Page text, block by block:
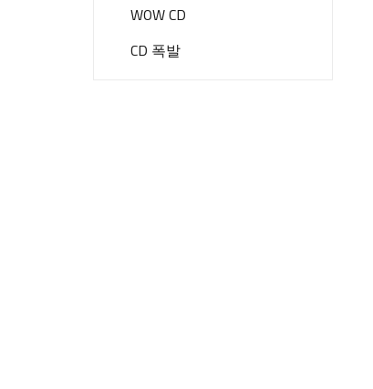
WOW CD
CD 폭발